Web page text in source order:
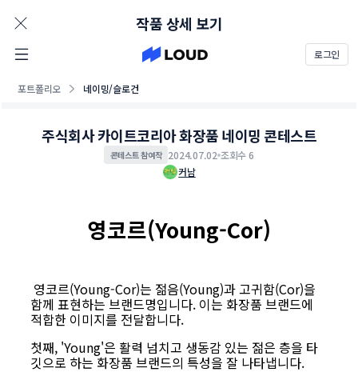
로그인
포트폴리오 네이밍/슬로건
작품 상세 보기
주식회사 카이트코리아 화장품 네이밍 콘테스트
콘테스트 참여작 2024.07.02 조회수 6
커남
영코르(Young-Cor)
영코르(Young-Cor)는 젊음(Young)과 고귀함(Cor)을
함께 표현하는 브랜드명입니다. 이는 화장품 브랜드에
적합한 이미지를 전달합니다.
첫째, 'Young'은 활력 넘치고 생동감 있는 젊은 층을 타
깃으로 하는 화장품 브랜드의 특성을 잘 나타냅니다.